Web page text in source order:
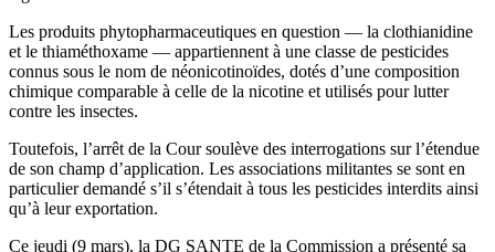
Les produits phytopharmaceutiques en question — la clothianidine
et le thiaméthoxame — appartiennent à une classe de pesticides
connus sous le nom de néonicotinoïdes, dotés d’une composition
chimique comparable à celle de la nicotine et utilisés pour lutter
contre les insectes.
Toutefois, l’arrêt de la Cour soulève des interrogations sur l’étendue
de son champ d’application. Les associations militantes se sont en
particulier demandé s’il s’étendait à tous les pesticides interdits ainsi
qu’à leur exportation.
Ce jeudi (9 mars), la DG SANTE de la Commission a présenté sa